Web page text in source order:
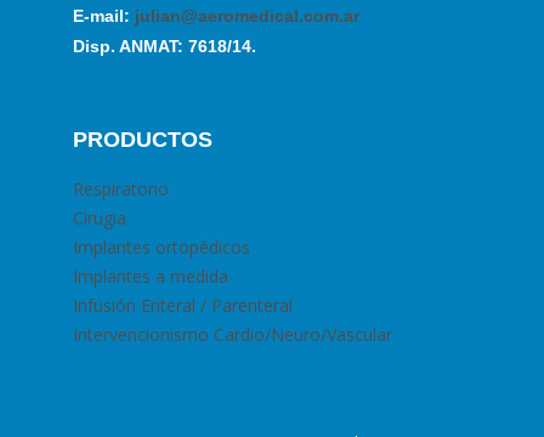
E-mail: julian@aeromedical.com.ar
Disp. ANMAT: 7618/14.
PRODUCTOS
Respiratorio
Cirugia
Implantes ortopédicos
Implantes a medida
Infusión Enteral / Parenteral
Intervencionismo Cardio/Neuro/Vascular